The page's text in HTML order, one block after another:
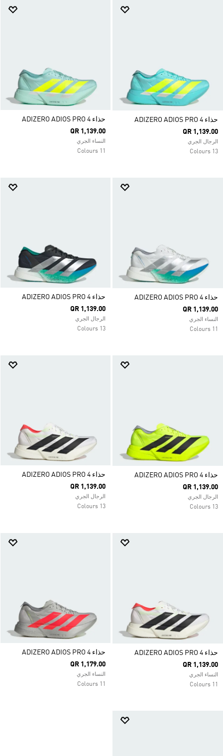
حذاء ADIZERO ADIOS PRO 4
QR 1,139.00
الرجال الجري
13 Colours
حذاء ADIZERO ADIOS PRO 4
QR 1,139.00
النساء الجري
11 Colours
حذاء ADIZERO ADIOS PRO 4
QR 1,139.00
النساء الجري
11 Colours
حذاء ADIZERO ADIOS PRO 4
QR 1,139.00
الرجال الجري
13 Colours
حذاء ADIZERO ADIOS PRO 4
QR 1,139.00
الرجال الجري
13 Colours
حذاء ADIZERO ADIOS PRO 4
QR 1,139.00
الرجال الجري
13 Colours
حذاء ADIZERO ADIOS PRO 4
QR 1,139.00
النساء الجري
11 Colours
حذاء ADIZERO ADIOS PRO 4
QR 1,179.00
النساء الجري
11 Colours